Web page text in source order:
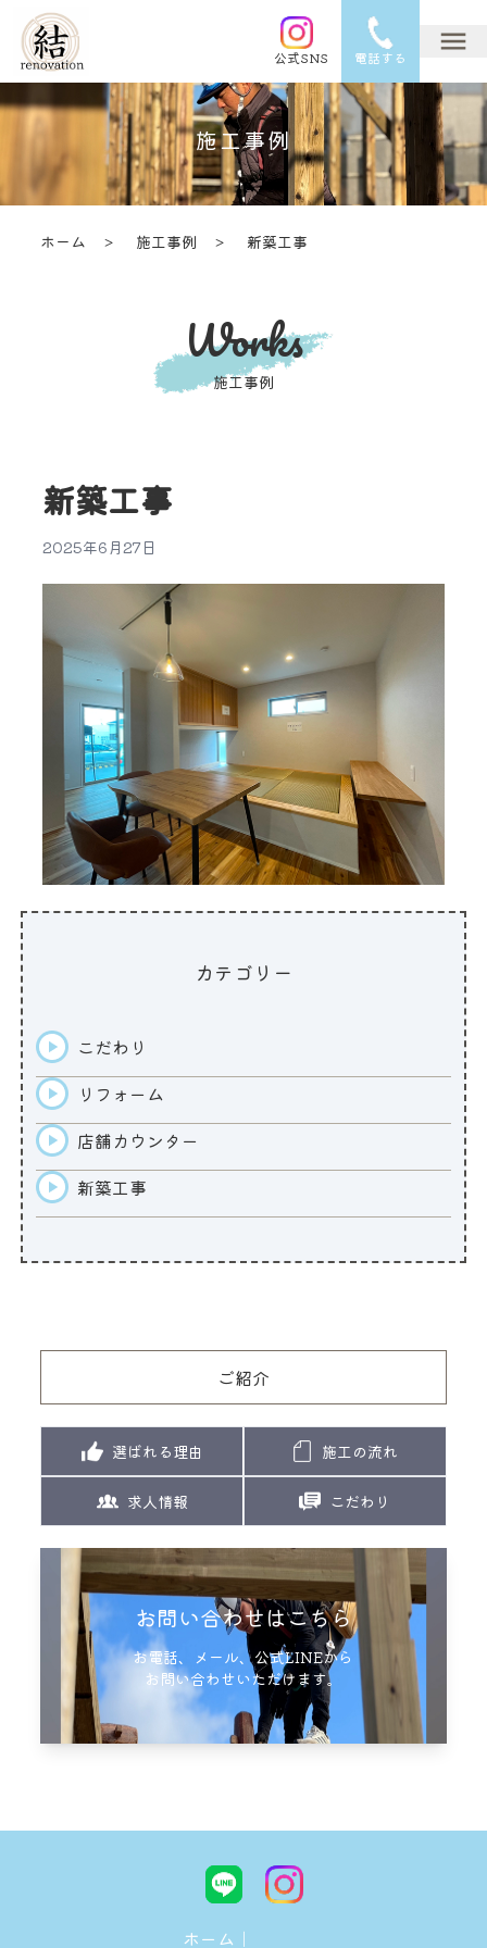
公式SNS 電話する
施工事例
ホーム ＞ 施工事例 ＞ 新築工事
Works
施工事例
新築工事
2025年6月27日
カテゴリー
こだわり
リフォーム
店舗カウンター
新築工事
ご紹介
選ばれる理由 施工の流れ
求人情報 こだわり
お問い合わせはこちら
お電話、メール、公式LINEから
お問い合わせいただけます。
ホーム｜